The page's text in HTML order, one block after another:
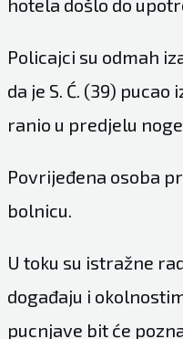
Policajci su odmah
da je S. Ć. (39)
ranio u predjelu
Povrijeđena osoba
bolnicu.
U toku su istražne
događaju i
pucnjave bit će